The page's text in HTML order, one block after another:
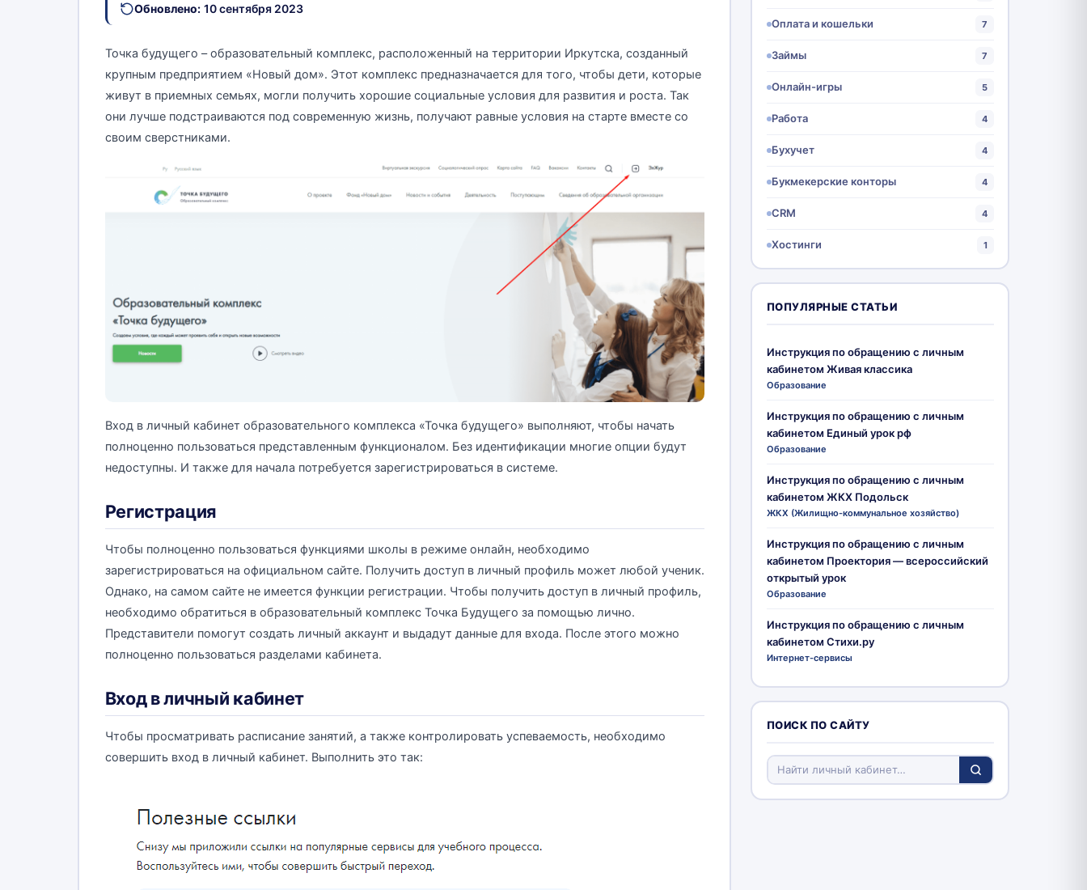
Обновлено: 10 сентября 2023
Точка будущего – образовательный комплекс, расположенный на территории Иркутска, созданный
крупным предприятием «Новый дом». Этот комплекс предназначается для того, чтобы дети, которые
живут в приемных семьях, могли получить хорошие социальные условия для развития и роста. Так
они лучше подстраиваются под современную жизнь, получают равные условия на старте вместе со
своим сверстниками.
Вход в личный кабинет образовательного комплекса «Точка будущего» выполняют, чтобы начать
полноценно пользоваться представленным функционалом. Без идентификации многие опции будут
недоступны. И также для начала потребуется зарегистрироваться в системе.
Регистрация
Чтобы полноценно пользоваться функциями школы в режиме онлайн, необходимо
зарегистрироваться на официальном сайте. Получить доступ в личный профиль может любой ученик.
Однако, на самом сайте не имеется функции регистрации. Чтобы получить доступ в личный профиль,
необходимо обратиться в образовательный комплекс Точка Будущего за помощью лично.
Представители помогут создать личный аккаунт и выдадут данные для входа. После этого можно
полноценно пользоваться разделами кабинета.
Вход в личный кабинет
Чтобы просматривать расписание занятий, а также контролировать успеваемость, необходимо
совершить вход в личный кабинет. Выполнить это так:
Оплата и кошельки 7
Займы 7
Онлайн-игры 5
Работа 4
Бухучет 4
Букмекерские конторы 4
CRM 4
Хостинги 1
ПОПУЛЯРНЫЕ СТАТЬИ
Инструкция по обращению с личным
кабинетом Живая классика
Образование
Инструкция по обращению с личным
кабинетом Единый урок рф
Образование
Инструкция по обращению с личным
кабинетом ЖКХ Подольск
ЖКХ (Жилищно-коммунальное хозяйство)
Инструкция по обращению с личным
кабинетом Проектория — всероссийский
открытый урок
Образование
Инструкция по обращению с личным
кабинетом Стихи.ру
Интернет-сервисы
ПОИСК ПО САЙТУ